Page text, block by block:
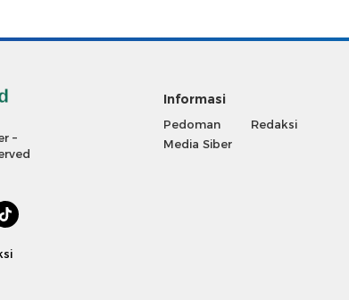
–
Informasi
Pedoman
Media Siber
Redaksi